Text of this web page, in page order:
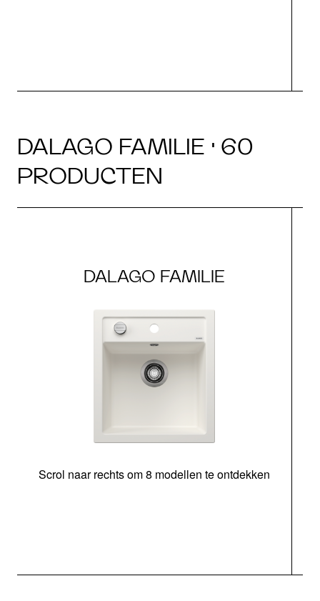
DALAGO FAMILIE · 60
PRODUCTEN
DALAGO FAMILIE
Scrol naar rechts om 8 modellen te ontdekken